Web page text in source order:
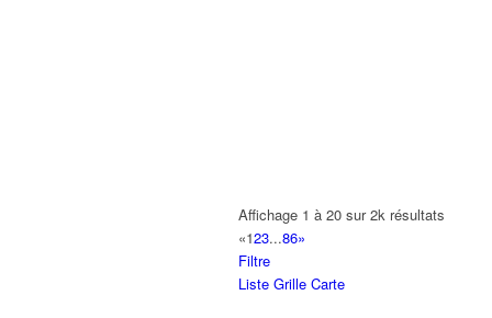
ABBES SARAH
14 Avenue de la Gare 93420
ABID ALFRED
Affichage 1 à 20 sur 2k résultats
«123...86»
Filtre
Liste Grille Carte